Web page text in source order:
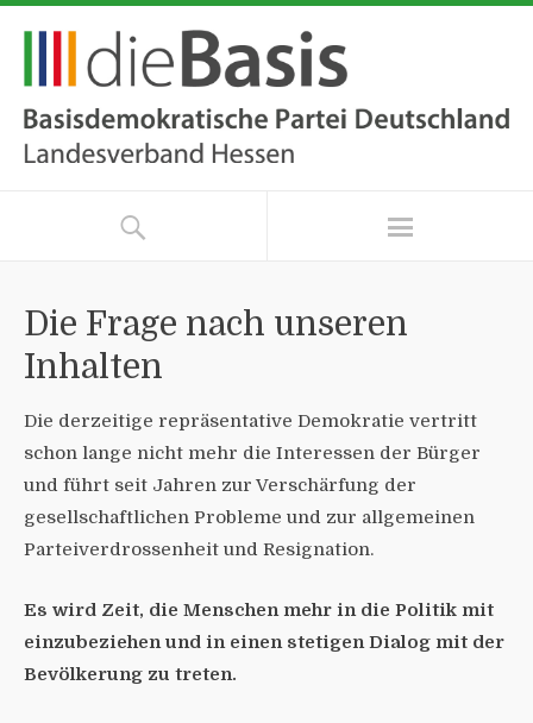
Die Frage nach unseren
Inhalten
Die derzeitige repräsentative Demokratie vertritt
schon lange nicht mehr die Interessen der Bürger
und führt seit Jahren zur Verschärfung der
gesellschaftlichen Probleme und zur allgemeinen
Parteiverdrossenheit und Resignation.
Es wird Zeit, die Menschen mehr in die Politik mit
einzubeziehen und in einen stetigen Dialog mit der
Bevölkerung zu treten.